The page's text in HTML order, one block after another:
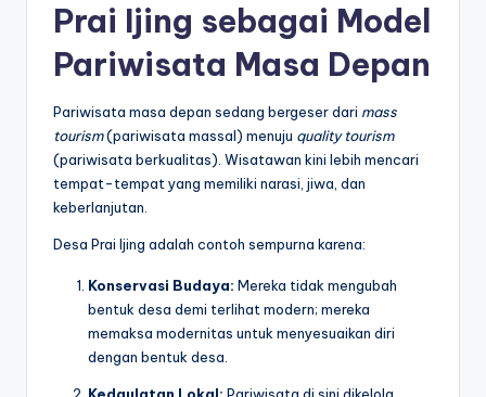
Prai Ijing sebagai Model
Pariwisata Masa Depan
Pariwisata masa depan sedang bergeser dari mass
tourism(pariwisata massal) menuju quality tourism
(pariwisata berkualitas). Wisatawan kini lebih mencari
tempat-tempat yang memiliki narasi, jiwa, dan
keberlanjutan.
Desa Prai Ijing adalah contoh sempurna karena:
Konservasi Budaya: Mereka tidak mengubah
bentuk desa demi terlihat modern; mereka
memaksa modernitas untuk menyesuaikan diri
dengan bentuk desa.